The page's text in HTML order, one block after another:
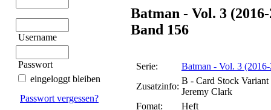
Username
Passwort
eingeloggt bleiben
Passwort vergessen?
Batman - Vol. 3
Band 156
Serie:
Batman - Vol. 3
Zusatzinfo:
B - Card Stock
Jeremy Clark
Fomat:
Heft